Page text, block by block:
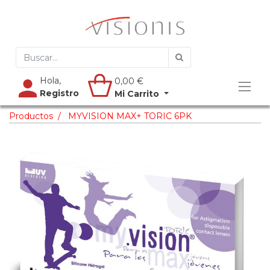
Hola,
Registro
0,00 €
Mi Carrito
Productos MYVISION MAX+ TORIC 6PK